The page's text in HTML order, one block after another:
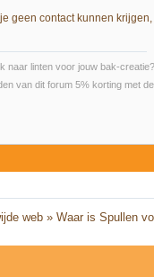
geen contact kunnen
naar linten voor jouw bak-
van dit forum 5% korting met
web »Waar is Spullen